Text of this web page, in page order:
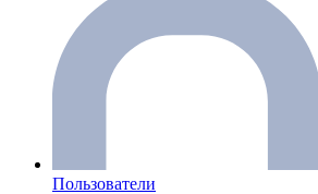
Пользователи